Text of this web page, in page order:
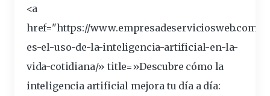
<a
href="https://www.empresadeserviciosweb.com/
es-el-uso-de-la-inteligencia-artificial-en-la-
vida-cotidiana/» title=»Descubre cómo la
inteligencia artificial mejora tu día a día: